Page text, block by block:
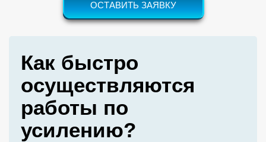
ОСТАВИТЬ ЗАЯВКУ
Как быстро
осуществляются
работы по
усилению?